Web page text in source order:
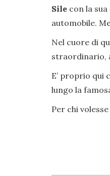
Sile con la
automobile.
Nel cuore di
straordinario,
E’ proprio qui
lungo la
Per chi